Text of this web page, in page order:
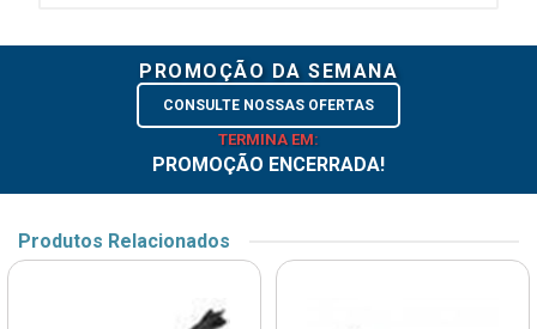
PROMOÇÃO DA SEMANA
CONSULTE NOSSAS OFERTAS
TERMINA EM:
PROMOÇÃO ENCERRADA!
Produtos Relacionados